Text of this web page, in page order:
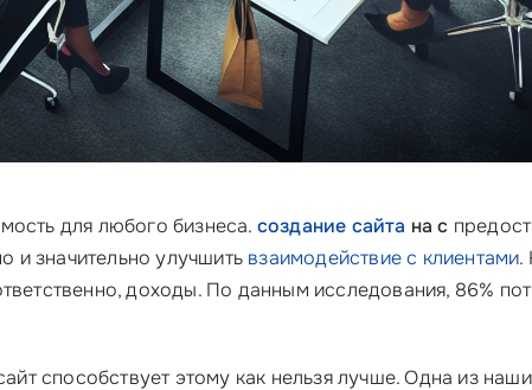
для любого бизнеса. создание сайта на с
и значительно улучшить взаимодействие с клиентами.
доходы. По данным исследования, 86%
способствует этому как нельзя лучше. Одна из